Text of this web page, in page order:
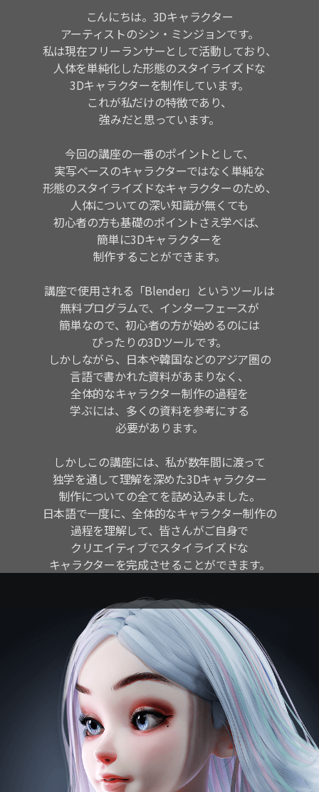
こんにちは。3Dキャラクター
アーティストのシン・ミンジョンです。
私は現在フリーランサーとして活動しており、
人体を単純化した形態のスタイライズドな
3Dキャラクターを制作しています。
これが私だけの特徴であり、
強みだと思っています。
今回の講座の一番のポイントとして、
実写ベースのキャラクターではなく単純な
形態のスタイライズドなキャラクターのため、
人体についての深い知識が無くても
初心者の方も基礎のポイントさえ学べば、
簡単に3Dキャラクターを
制作することができます。
講座で使用される「Blender」というツールは
無料プログラムで、インターフェースが
簡単なので、初心者の方が始めるのには
ぴったりの3Dツールです。
しかしながら、日本や韓国などのアジア圏の
言語で書かれた資料があまりなく、
全体的なキャラクター制作の過程を
学ぶには、多くの資料を参考にする
必要があります。
しかしこの講座には、私が数年間に渡って
独学を通して理解を深めた3Dキャラクター
制作についての全てを詰め込みました。
日本語で一度に、全体的なキャラクター制作の
過程を理解して、皆さんがご自身で
クリエイティブでスタイライズドな
キャラクターを完成させることができます。
シン・ミンジョン